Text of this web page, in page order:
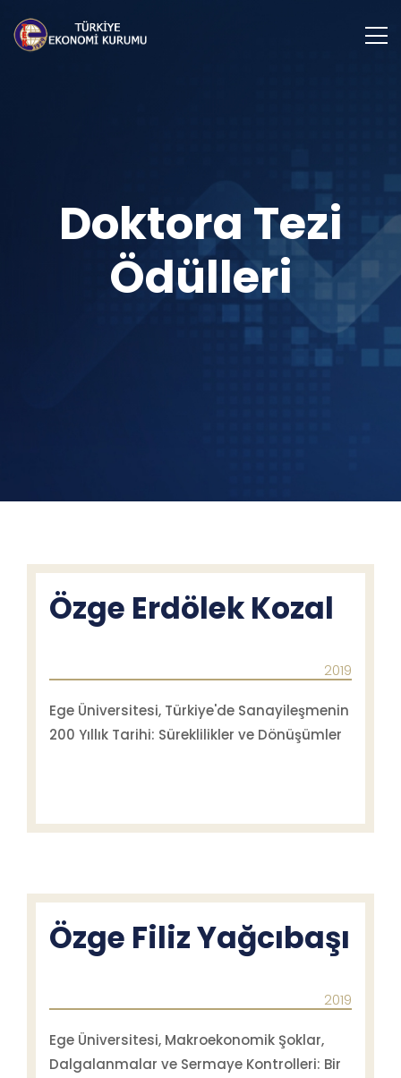
Doktora Tezi
Ödülleri
Özge Erdölek Kozal
2019
Ege Üniversitesi, Türkiye'de Sanayileşmenin
200 Yıllık Tarihi: Süreklilikler ve Dönüşümler
Özge Filiz Yağcıbaşı
2019
Ege Üniversitesi, Makroekonomik Şoklar,
Dalgalanmalar ve Sermaye Kontrolleri: Bir